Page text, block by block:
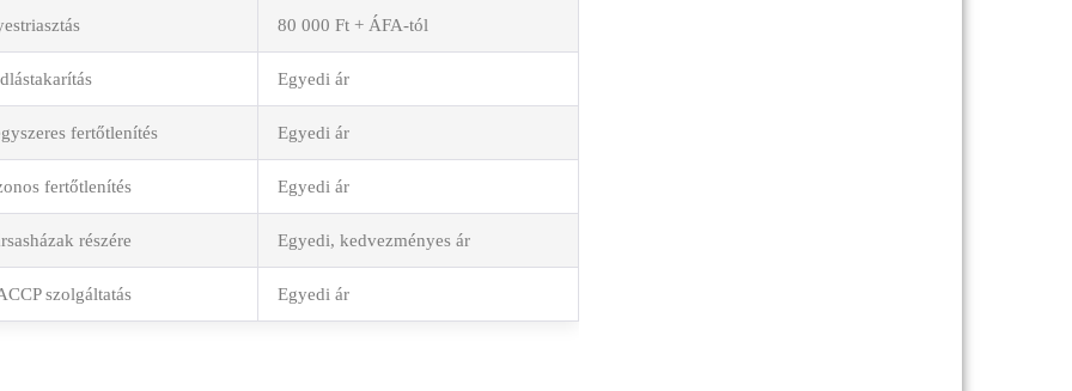
80 000 Ft + ÁFA-tól
Egyedi ár
fertőtlenítés Egyedi ár
fertőtlenítés Egyedi ár
részére Egyedi, kedvezményes ár
szolgáltatás Egyedi ár